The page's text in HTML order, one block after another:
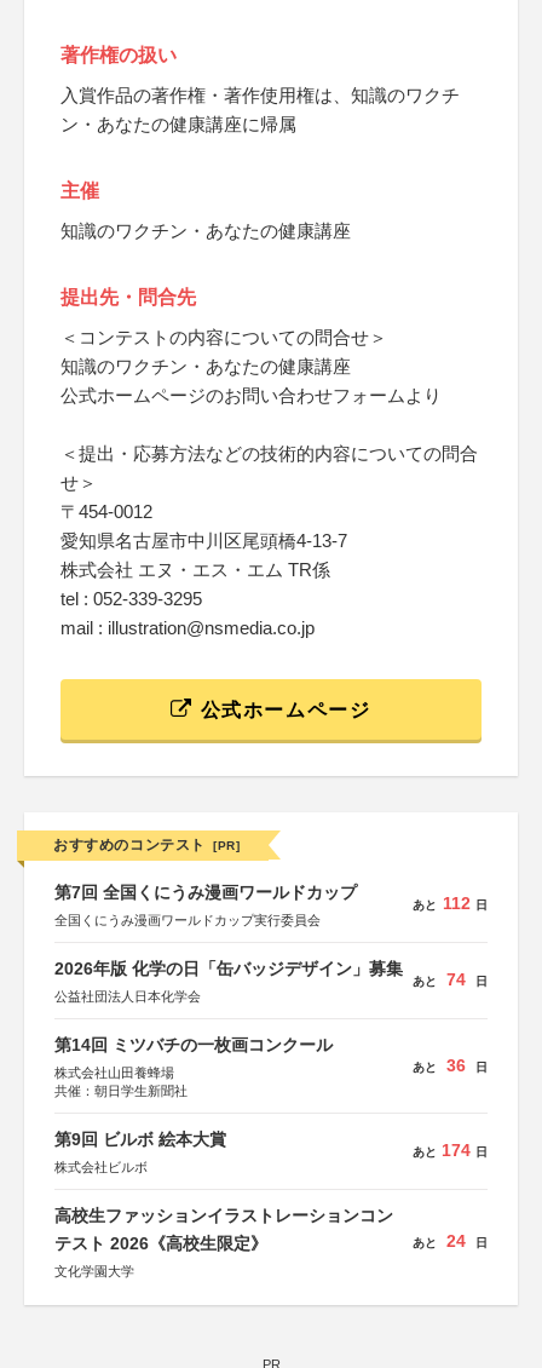
著作権の扱い
入賞作品の著作権・著作使用権は、知識のワクチ
ン・あなたの健康講座に帰属
主催
知識のワクチン・あなたの健康講座
提出先・問合先
＜コンテストの内容についての問合せ＞
知識のワクチン・あなたの健康講座
公式ホームページのお問い合わせフォームより
＜提出・応募方法などの技術的内容についての問合
せ＞
〒454-0012
愛知県名古屋市中川区尾頭橋4-13-7
株式会社 エヌ・エス・エム TR係
tel : 052-339-3295
mail : illustration@nsmedia.co.jp
公式ホームページ
おすすめのコンテスト [PR]
第7回 全国くにうみ漫画ワールドカップ
全国くにうみ漫画ワールドカップ実行委員会
あと 112 日
2026年版 化学の日「缶バッジデザイン」募集
公益社団法人日本化学会
あと 74 日
第14回 ミツバチの一枚画コンクール
株式会社山田養蜂場
共催：朝日学生新聞社
あと 36 日
第9回 ビルボ 絵本大賞
株式会社ビルボ
あと 174 日
高校生ファッションイラストレーションコン
テスト 2026《高校生限定》
文化学園大学
あと 24 日
PR